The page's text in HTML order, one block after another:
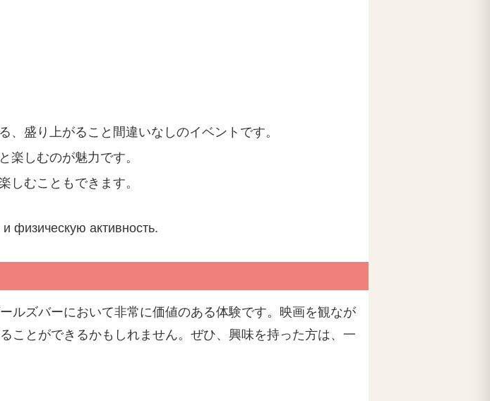
盛り上がること間違いなしのイベントです。
楽しむのが魅力です。
しむこともできます。
физическую активность.
ルズバーにおいて非常に価値のある体験です。映画を観なが
ことができるかもしれません。ぜひ、興味を持った方は、一